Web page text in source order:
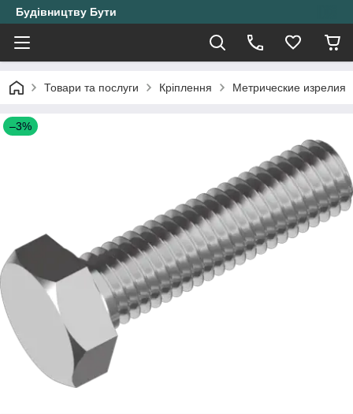
Будівництву Бути
Товари та послуги Кріплення Метрические изрелия
–3%